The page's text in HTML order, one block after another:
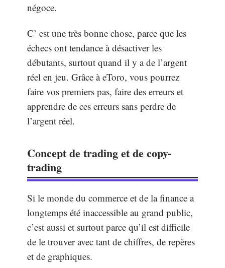
négoce.
C’ est une très bonne chose, parce que les
échecs ont tendance à désactiver les
débutants, surtout quand il y a de l’argent
réel en jeu. Grâce à eToro, vous pourrez
faire vos premiers pas, faire des erreurs et
apprendre de ces erreurs sans perdre de
l’argent réel.
Concept de trading et de copy-
trading
Si le monde du commerce et de la finance a
longtemps été inaccessible au grand public,
c’est aussi et surtout parce qu’il est difficile
de le trouver avec tant de chiffres, de repères
et de graphiques.